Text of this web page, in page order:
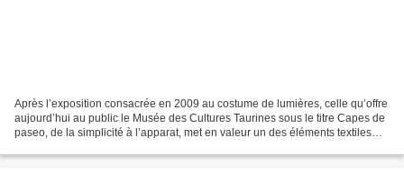
Après l’exposition consacrée en 2009 au costume de lumières, celle qu’offre
aujourd’hui au public le Musée des Cultures Taurines sous le titre Capes de
paseo, de la simplicité à l’apparat, met en valeur un des éléments textiles